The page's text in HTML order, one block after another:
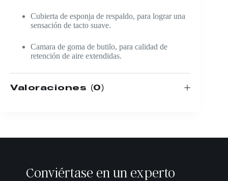
Cubierta de esponja de respaldo, para lograr una
sensación de tacto suave.
Camara de goma de butilo, para calidad de
retención de aire extendidas.
Valoraciones (0)
Conviértase en un experto